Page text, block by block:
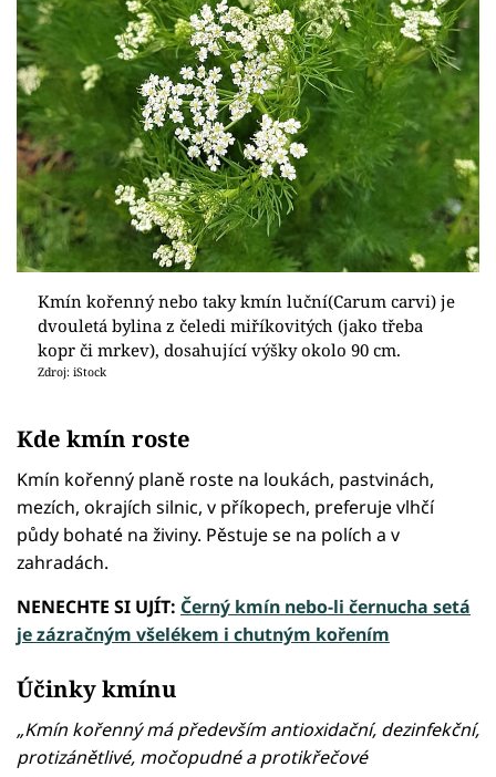
Kmín kořenný nebo taky kmín luční(Carum carvi) je
dvouletá bylina z čeledi miříkovitých (jako třeba
kopr či mrkev), dosahující výšky okolo 90 cm.
Zdroj: iStock
Kde kmín roste
Kmín kořenný planě roste na loukách, pastvinách,
mezích, okrajích silnic, v příkopech, preferuje vlhčí
půdy bohaté na živiny. Pěstuje se na polích a v
zahradách.
NENECHTE SI UJÍT: Černý kmín nebo-li černucha setá
je zázračným všelékem i chutným kořením
Účinky kmínu
„Kmín kořenný má především antioxidační, dezinfekční,
protizánětlivé, močopudné a protikřečové